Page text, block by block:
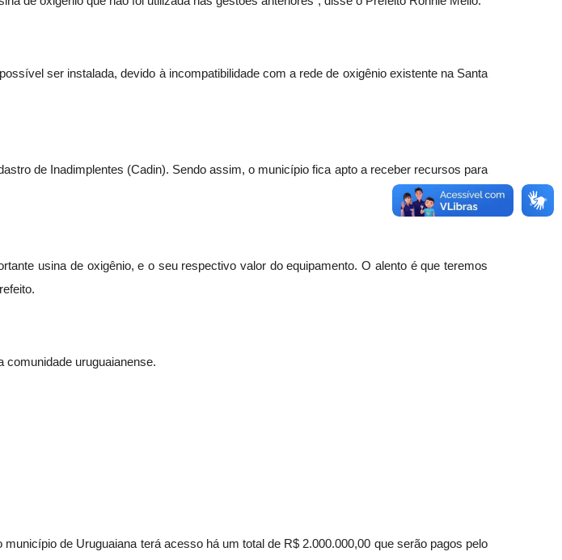
ser instalada, devido à incompatibilidade com a rede de oxigênio existente na Santa
de Inadimplentes (Cadin). Sendo assim, o município fica apto a receber recursos para
usina de oxigênio, e o seu respectivo valor do equipamento. O alento é que teremos
comunidade uruguaianense.
de Uruguaiana terá acesso há um total de R$ 2.000.000,00 que serão pagos pelo